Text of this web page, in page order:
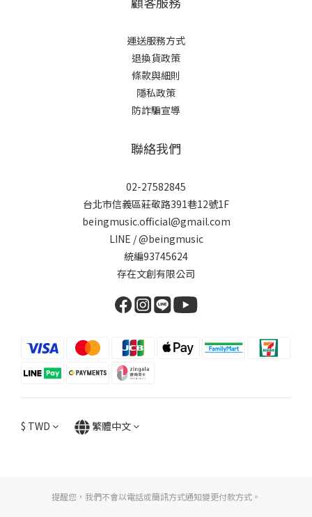
運送服務方式
退換貨政策
條款與細則
隱私政策
防詐騙宣導
聯絡我們
02-27582845
台北市信義區莊敬路391巷12號1F
beingmusic.official@gmail.com
LINE / @beingmusic
統編93745624
存在文創有限公司
$ TWD 繁體中文
提醒您，我們不會以電話或簡訊方式通知變更付款方式。